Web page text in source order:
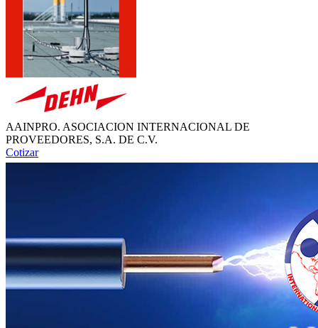
AAINPRO. ASOCIACION INTERNACIONAL DE
PROVEEDORES, S.A. DE C.V.
Cotizar